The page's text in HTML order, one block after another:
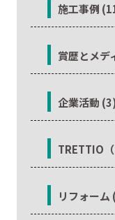
施工事例
賞歴とメデ
企業活動
TRETTIO
リフォー